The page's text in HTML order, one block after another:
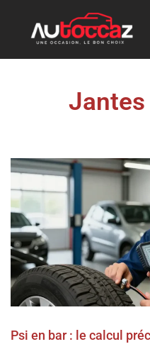
Psi en bar : le calcul